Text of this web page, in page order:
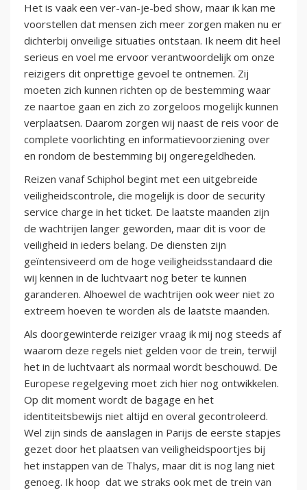
Het is vaak een ver-van-je-bed show, maar ik kan me
voorstellen dat mensen zich meer zorgen maken nu er
dichterbij onveilige situaties ontstaan. Ik neem dit heel
serieus en voel me ervoor verantwoordelijk om onze
reizigers dit onprettige gevoel te ontnemen. Zij
moeten zich kunnen richten op de bestemming waar
ze naartoe gaan en zich zo zorgeloos mogelijk kunnen
verplaatsen. Daarom zorgen wij naast de reis voor de
complete voorlichting en informatievoorziening over
en rondom de bestemming bij ongeregeldheden.
Reizen vanaf Schiphol begint met een uitgebreide
veiligheidscontrole, die mogelijk is door de security
service charge in het ticket. De laatste maanden zijn
de wachtrijen langer geworden, maar dit is voor de
veiligheid in ieders belang. De diensten zijn
geïntensiveerd om de hoge veiligheidsstandaard die
wij kennen in de luchtvaart nog beter te kunnen
garanderen. Alhoewel de wachtrijen ook weer niet zo
extreem hoeven te worden als de laatste maanden.
Als doorgewinterde reiziger vraag ik mij nog steeds af
waarom deze regels niet gelden voor de trein, terwijl
het in de luchtvaart als normaal wordt beschouwd. De
Europese regelgeving moet zich hier nog ontwikkelen.
Op dit moment wordt de bagage en het
identiteitsbewijs niet altijd en overal gecontroleerd.
Wel zijn sinds de aanslagen in Parijs de eerste stapjes
gezet door het plaatsen van veiligheidspoortjes bij
het instappen van de Thalys, maar dit is nog lang niet
genoeg. Ik hoop dat we straks ook met de trein van